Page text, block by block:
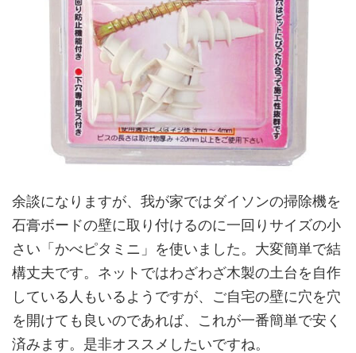
余談になりますが、我が家ではダイソンの掃除機を
石膏ボードの壁に取り付けるのに一回りサイズの小
さい「かべピタミニ」を使いました。大変簡単で結
構丈夫です。ネットではわざわざ木製の土台を自作
している人もいるようですが、ご自宅の壁に穴を穴
を開けても良いのであれば、これが一番簡単で安く
済みます。是非オススメしたいですね。